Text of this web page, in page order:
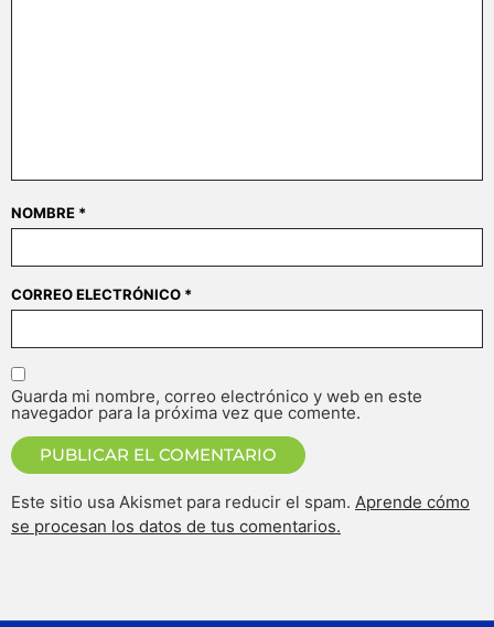
NOMBRE *
CORREO ELECTRÓNICO *
Guarda mi nombre, correo electrónico y web en este
navegador para la próxima vez que comente.
Este sitio usa Akismet para reducir el spam. Aprende cómo
se procesan los datos de tus comentarios.